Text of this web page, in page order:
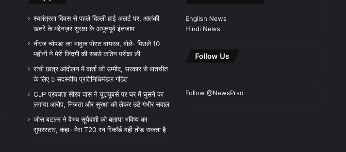
स्वतंत्रता दिवस से पहले दिल्ली हाई अलर्ट पर, आतंकी
खतरे के मद्देनज़र सुरक्षा के अभूतपूर्व इंतजाम
नीरज चोपड़ा का भावुक पोस्ट वायरल, बोले- पिछले 10
महीनों ने मेरी जिंदगी की सबसे कठिन परीक्षा ली
रांची छात्र आंदोलन में वार्ता की उम्मीद, सरकार से बातचीत
के लिए 5 सदस्यीय प्रतिनिधिमंडल गठित
CJP प्रवक्ता सौरव दास ने यूट्यूबर्स पर घर में घुसने का
लगाया आरोप, निजता और सुरक्षा को लेकर उठे गंभीर सवाल
जोस बटलर ने वैभव सूर्यवंशी को बताया भविष्य का
सुपरस्टार, कहा- मेरा T20 रन रिकॉर्ड वही तोड़ सकता है
English News
Hindi News
Follow Us
Follow @NewsPrsd